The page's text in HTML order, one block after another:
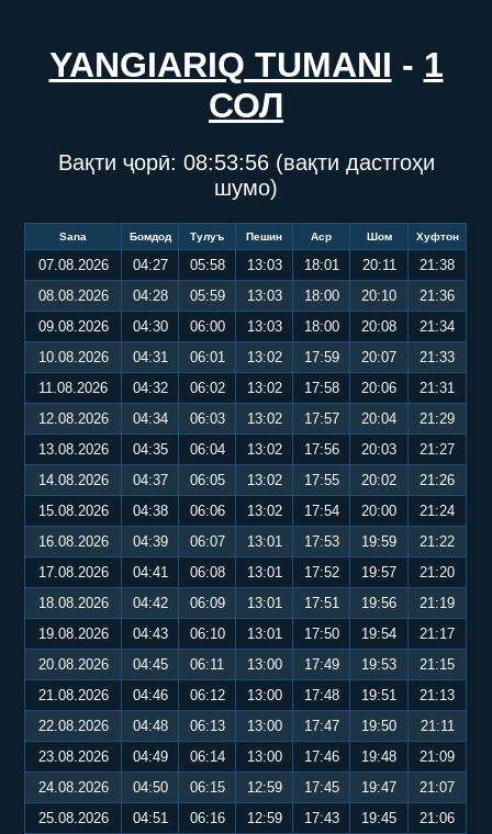
YANGIARIQ TUMANI - 1
СОЛ
Вақти ҷорӣ: 08:53:56(вақти дастгоҳи
шумо)
Sana Бомдод Тулуъ Пешин Аср Шом Хуфтон
07.08.2026 04:27 05:58 13:03 18:01 20:11
21:38
08.08.2026
04:28 05:59 13:03 18:00 20:10
21:36
09.08.2026
04:30 06:00 13:03 18:00 20:08
21:34
10.08.2026
04:31 06:01 13:02 17:59 20:07
21:33
11.08.2026
04:32 06:02 13:02 17:58 20:06
21:31
12.08.2026
04:34 06:03 13:02 17:57 20:04
21:29
13.08.2026
04:35 06:04 13:02 17:56 20:03
21:27
14.08.2026
04:37 06:05 13:02 17:55 20:02
21:26
15.08.2026
04:38 06:06 13:02 17:54 20:00
21:24
16.08.2026
04:39 06:07 13:01 17:53 19:59
21:22
17.08.2026
04:41 06:08 13:01 17:52 19:57
21:20
18.08.2026
04:42 06:09 13:01 17:51 19:56
21:19
19.08.2026
04:43 06:10 13:01 17:50 19:54
21:17
20.08.2026
04:45 06:11 13:00 17:49 19:53
21:15
21.08.2026
04:46 06:12 13:00 17:48 19:51
21:13
22.08.2026
04:48 06:13 13:00 17:47 19:50
21:11
23.08.2026
04:49 06:14 13:00 17:46 19:48
21:09
24.08.2026
04:50 06:15 12:59 17:45 19:47
21:07
25.08.2026
04:51 06:16 12:59 17:43 19:45
21:06